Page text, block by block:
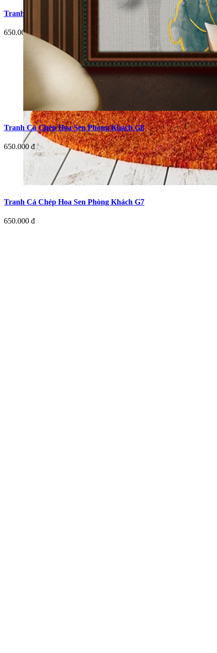
Tranh Cá Chép Hoa Sen Phòng Khách G5
650.000 đ
Tranh Cá Chép Hoa Sen Phòng Khách G7
650.000 đ
Tranh Cá Chép Hoa Sen Phòng Khách G8
650.000 đ